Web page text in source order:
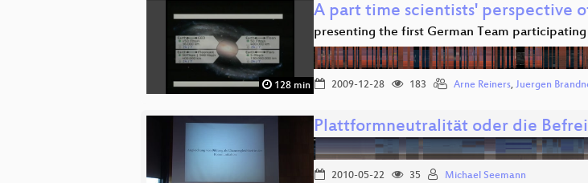
128 min
A part time scientists' perspective
presenting the first German Team
2009-12-28 183 Arne Reiners, Juergen
Plattformneutralität oder die
2010-05-22 35 Michael Seemann